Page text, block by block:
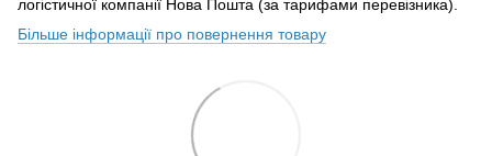
логістичної компанії Нова Пошта (за тарифами перевізника).
Більше інформації про повернення товару